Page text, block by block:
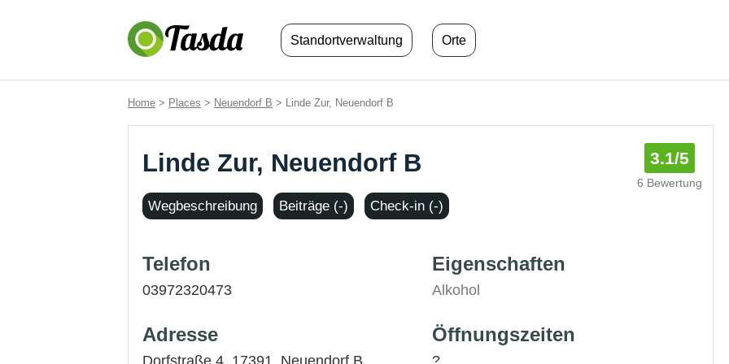
Standortverwaltung Orte
Home > Places > Neuendorf B > Linde Zur, Neuendorf B
Linde Zur, Neuendorf B 3.1/5
6 Bewertung
Wegbeschreibung Beiträge (-) Check-in (-)
Telefon
03972320473
Adresse
Dorfstraße 4, 17391, Neuendorf B
Eigenschaften
Alkohol
Öffnungszeiten
?